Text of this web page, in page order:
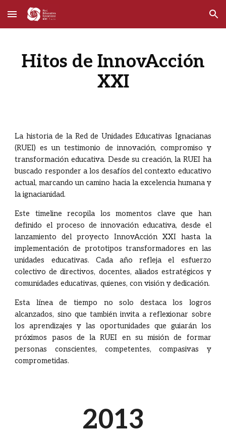
Skip to main content Skip to navigation
Hitos de InnovAcción
XXI
La historia de la Red de Unidades Educativas Ignacianas
(RUEI) es un testimonio de innovación, compromiso y
transformación educativa. Desde su creación, la RUEI ha
buscado responder a los desafíos del contexto educativo
actual, marcando un camino hacia la excelencia humana y
la ignacianidad.
Este timeline recopila los momentos clave que han
definido el proceso de innovación educativa, desde el
lanzamiento del proyecto InnovAcción XXI hasta la
implementación de prototipos transformadores en las
unidades educativas. Cada año refleja el esfuerzo
colectivo de directivos, docentes, aliados estratégicos y
comunidades educativas, quienes, con visión y dedicación.
Esta línea de tiempo no solo destaca los logros
alcanzados, sino que también invita a reflexionar sobre
los aprendizajes y las oportunidades que guiarán los
próximos pasos de la RUEI en su misión de formar
personas conscientes, competentes, compasivas y
comprometidas.
2013